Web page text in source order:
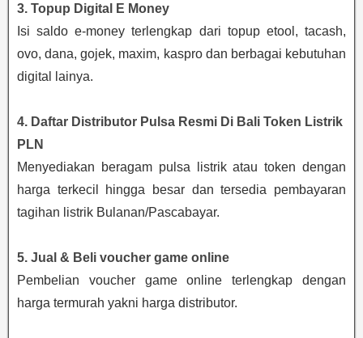
3. Topup Digital E Money
Isi saldo e-money terlengkap dari topup etool, tacash,
ovo, dana, gojek, maxim, kaspro dan berbagai kebutuhan
digital lainya.
4. Daftar Distributor Pulsa Resmi Di Bali Token Listrik
PLN
Menyediakan beragam pulsa listrik atau token dengan
harga terkecil hingga besar dan tersedia pembayaran
tagihan listrik Bulanan/Pascabayar.
5. Jual & Beli voucher game online
Pembelian voucher game online terlengkap dengan
harga termurah yakni harga distributor.